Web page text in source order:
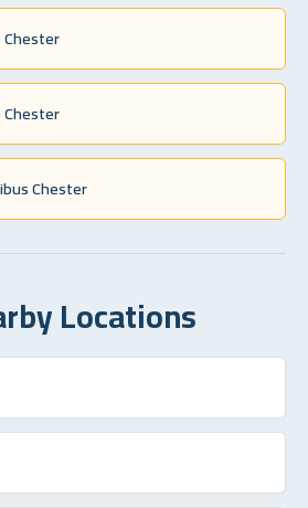
Chester
Chester
Chester
Locations